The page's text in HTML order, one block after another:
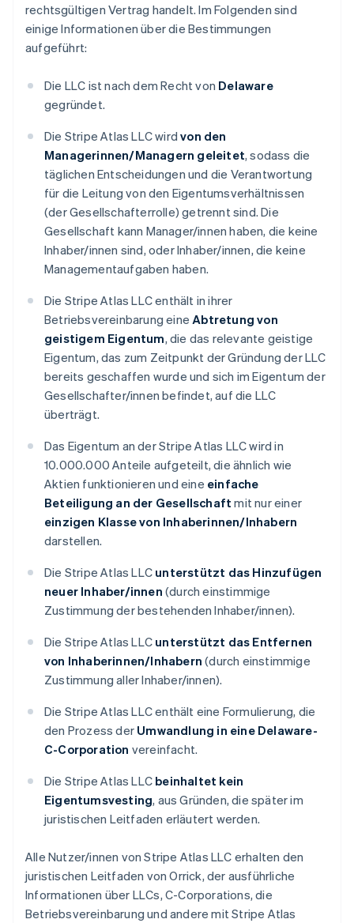
rechtsgültigen Vertrag handelt. Im Folgenden sind
einige Informationen über die Bestimmungen
aufgeführt:
Die LLC ist nach dem Recht von Delaware
gegründet.
Die Stripe Atlas LLC wirdvon den
Managerinnen/Managern geleitet, sodass die
täglichen Entscheidungen und die Verantwortung
für die Leitung von den Eigentumsverhältnissen
(der Gesellschafterrolle) getrennt sind. Die
Gesellschaft kann Manager/innen haben, die keine
Inhaber/innen sind, oder Inhaber/innen, die keine
Managementaufgaben haben.
Die Stripe Atlas LLC enthält in ihrer
Betriebsvereinbarung eine Abtretung von
geistigem Eigentum, die das relevante geistige
Eigentum, das zum Zeitpunkt der Gründung der LLC
bereits geschaffen wurde und sich im Eigentum der
Gesellschafter/innen befindet, auf die LLC
überträgt.
Das Eigentum an der Stripe Atlas LLC wird in
10.000.000 Anteile aufgeteilt, die ähnlich wie
Aktien funktionieren und eine einfache
Beteiligung an der Gesellschaft mit nur einer
einzigen Klasse von Inhaberinnen/Inhabern
darstellen.
Die Stripe Atlas LLC unterstützt das Hinzufügen
neuer Inhaber/innen (durch einstimmige
Zustimmung der bestehenden Inhaber/innen).
Die Stripe Atlas LLC unterstützt das Entfernen
von Inhaberinnen/Inhabern (durch einstimmige
Zustimmung aller Inhaber/innen).
Die Stripe Atlas LLC enthält eine Formulierung, die
den Prozess der Umwandlung in eine Delaware-
C-Corporation vereinfacht.
Die Stripe Atlas LLC beinhaltet kein
Eigentumsvesting, aus Gründen, die später im
juristischen Leitfaden erläutert werden.
Alle Nutzer/innen von Stripe Atlas LLC erhalten den
juristischen Leitfaden von Orrick, der ausführliche
Informationen über LLCs, C-Corporations, die
Betriebsvereinbarung und andere mit Stripe Atlas